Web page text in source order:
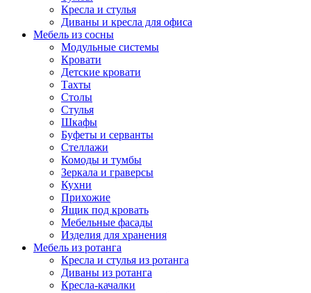
Кресла и стулья
Диваны и кресла для офиса
Мебель из сосны
Модульные системы
Кровати
Детские кровати
Тахты
Столы
Стулья
Шкафы
Буфеты и серванты
Стеллажи
Комоды и тумбы
Зеркала и граверсы
Кухни
Прихожие
Ящик под кровать
Мебельные фасады
Изделия для хранения
Мебель из ротанга
Кресла и стулья из ротанга
Диваны из ротанга
Кресла-качалки